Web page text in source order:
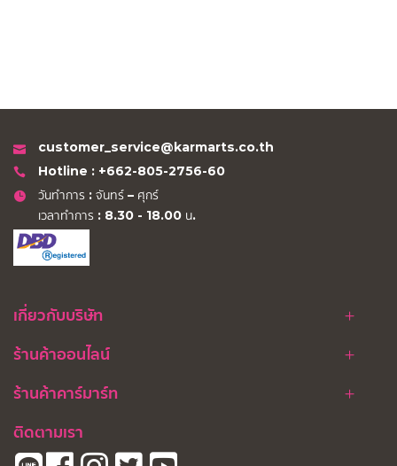
customer_service@karmarts.co.th
Hotline : +662-805-2756-60
วันทำการ : จันทร์ – ศุกร์
เวลาทำการ : 8.30 - 18.00 น.
เกี่ยวกับบริษัท
ร้านค้าออนไลน์
ร้านค้าคาร์มาร์ท
ติดตามเรา